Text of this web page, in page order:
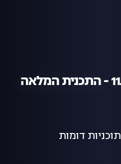
תוכניות דומות